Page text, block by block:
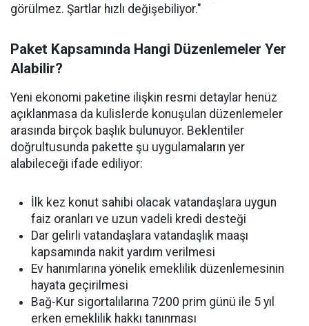
görülmez. Şartlar hızlı değişebiliyor."
Paket Kapsamında Hangi Düzenlemeler Yer
Alabilir?
Yeni ekonomi paketine ilişkin resmi detaylar henüz
açıklanmasa da kulislerde konuşulan düzenlemeler
arasında birçok başlık bulunuyor. Beklentiler
doğrultusunda pakette şu uygulamaların yer
alabileceği ifade ediliyor:
İlk kez konut sahibi olacak vatandaşlara uygun
faiz oranları ve uzun vadeli kredi desteği
Dar gelirli vatandaşlara vatandaşlık maaşı
kapsamında nakit yardım verilmesi
Ev hanımlarına yönelik emeklilik düzenlemesinin
hayata geçirilmesi
Bağ-Kur sigortalılarına 7200 prim günü ile 5 yıl
erken emeklilik hakkı tanınması